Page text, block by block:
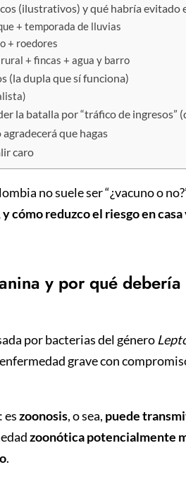
(ilustrativos) y qué habría evitado
+ temporada de lluvias
+ roedores
+ fincas + agua y barro
(la dupla que sí funciona)
la batalla por “tráfico de ingresos”
que hagas
caro
no suele ser “¿vacuno o
cómo reduzco el riesgo en casa
y por qué
por bacterias del género
grave con
eszoonosis, o sea, puede
zoonótica potencialmente
.